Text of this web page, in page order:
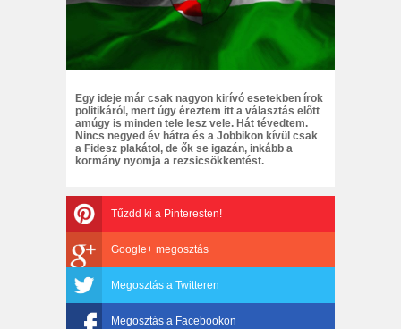
Egy ideje már csak nagyon kirívó esetekben írok
politikáról, mert úgy éreztem itt a választás előtt
amúgy is minden tele lesz vele. Hát tévedtem.
Nincs negyed év hátra és a Jobbikon kívül csak
a Fidesz plakátol, de ők se igazán, inkább a
kormány nyomja a rezsicsökkentést.
Tűzdd ki a Pinteresten!
Google+ megosztás
Megosztás a Twitteren
Megosztás a Facebookon